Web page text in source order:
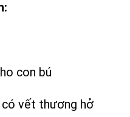
con bú
có vết thương hở